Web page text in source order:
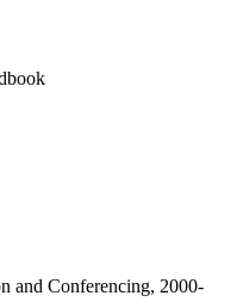
and Conferencing, 2000-